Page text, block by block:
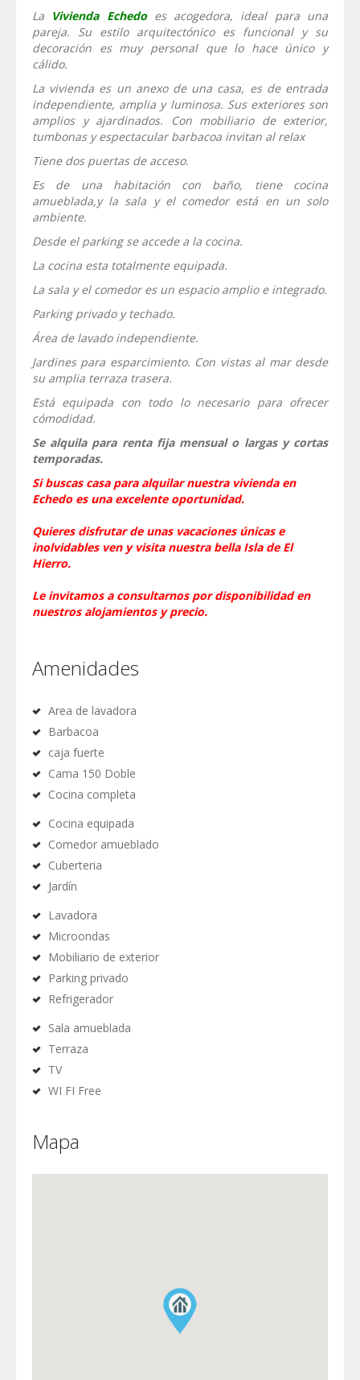
La Vivienda Echedoes acogedora, ideal para una
pareja. Su estilo arquitectónico es funcional y su
decoración es muy personal que lo hace único y
cálido.
La vivienda es un anexo de una casa, es de entrada
independiente, amplia y luminosa. Sus exteriores son
amplios y ajardinados. Con mobiliario de exterior,
tumbonas y espectacular barbacoa invitan al relax
Tiene dos puertas de acceso.
Es de una habitación con baño, tiene cocina
amueblada,y la sala y el comedor está en un solo
ambiente.
Desde el parking se accede a la cocina.
La cocina esta totalmente equipada.
La sala y el comedor es un espacio amplio e integrado.
Parking privado y techado.
Área de lavado independiente.
Jardines para esparcimiento. Con vistas al mar desde
su amplia terraza trasera.
Está equipada con todo lo necesario para ofrecer
cómodidad.
Se alquila para renta fija mensual o largas y cortas
temporadas.
Si buscas casa para alquilar nuestra vivienda en
Echedo es una excelente oportunidad.
Quieres disfrutar de unas vacaciones únicas e
inolvidables ven y visita nuestra bella Isla de El
Hierro.
Le invitamos a consultarnos por disponibilidad en
nuestros alojamientos y precio.
Amenidades
Area de lavadora
Barbacoa
caja fuerte
Cama 150 Doble
Cocina completa
Cocina equipada
Comedor amueblado
Cuberteria
Jardín
Lavadora
Microondas
Mobiliario de exterior
Parking privado
Refrigerador
Sala amueblada
Terraza
TV
WI FI Free
Mapa